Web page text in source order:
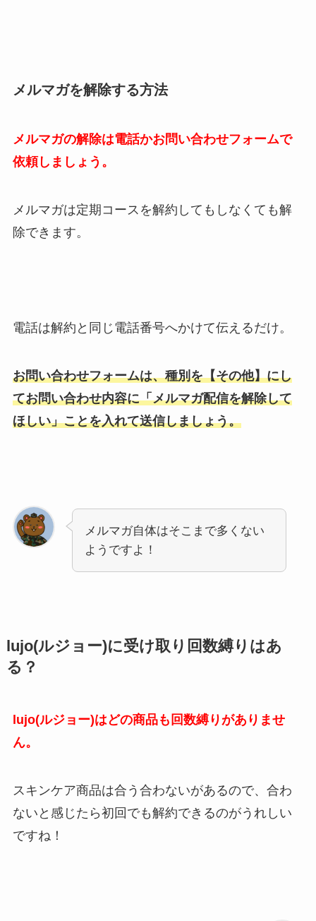
メルマガを解除する方法
メルマガの解除は電話かお問い合わせフォームで
依頼しましょう。
メルマガは定期コースを解約してもしなくても解
除できます。
電話は解約と同じ電話番号へかけて伝えるだけ。
お問い合わせフォームは、種別を【その他】にし
てお問い合わせ内容に「メルマガ配信を解除して
ほしい」ことを入れて送信しましょう。
メルマガ自体はそこまで多くない
ようですよ！
lujo(ルジョー)に受け取り回数縛りはあ
る？
lujo(ルジョー)はどの商品も回数縛りがありませ
ん。
スキンケア商品は合う合わないがあるので、合わ
ないと感じたら初回でも解約できるのがうれしい
ですね！